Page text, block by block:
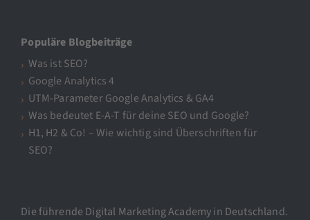
Populäre Blogbeiträge
Was ist SEO?
Google Analytics 4
UTM-Parameter Google Analytics & GA4
Was bedeutet E-A-T für deine SEO und Google?
H1, H2 & Co! – Wie wichtig sind Überschriften für
SEO?
Die führende Digital Marketing Academy in Deutschland.